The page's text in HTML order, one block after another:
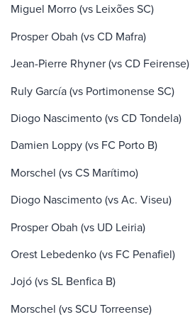
Miguel Morro (vs Leixões SC)
Prosper Obah (vs CD Mafra)
Jean-Pierre Rhyner (vs CD Feirense)
Ruly García (vs Portimonense SC)
Diogo Nascimento (vs CD Tondela)
Damien Loppy (vs FC Porto B)
Morschel (vs CS Marítimo)
Diogo Nascimento (vs Ac. Viseu)
Prosper Obah (vs UD Leiria)
Orest Lebedenko (vs FC Penafiel)
Jojó (vs SL Benfica B)
Morschel (vs SCU Torreense)